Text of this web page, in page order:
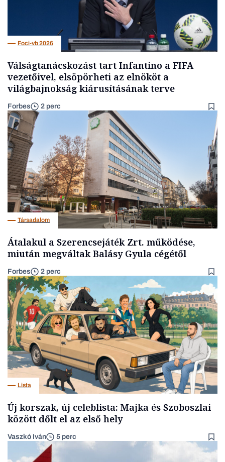
Foci-vb 2026
Válságtanácskozást tart Infantino a FIFA
vezetőivel, elsöpörheti az elnököt a
világbajnokság kiárusításának terve
Forbes 2 perc
Társadalom
Átalakul a Szerencsejáték Zrt. működése,
miután megváltak Balásy Gyula cégétől
Forbes 2 perc
Lista
Új korszak, új celeblista: Majka és Szoboszlai
között dőlt el az első hely
Vaszkó Iván 5 perc